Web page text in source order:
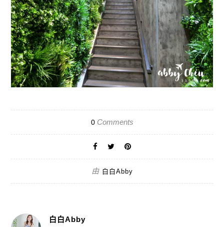
0Comments
由 白白Abby
白白Abby